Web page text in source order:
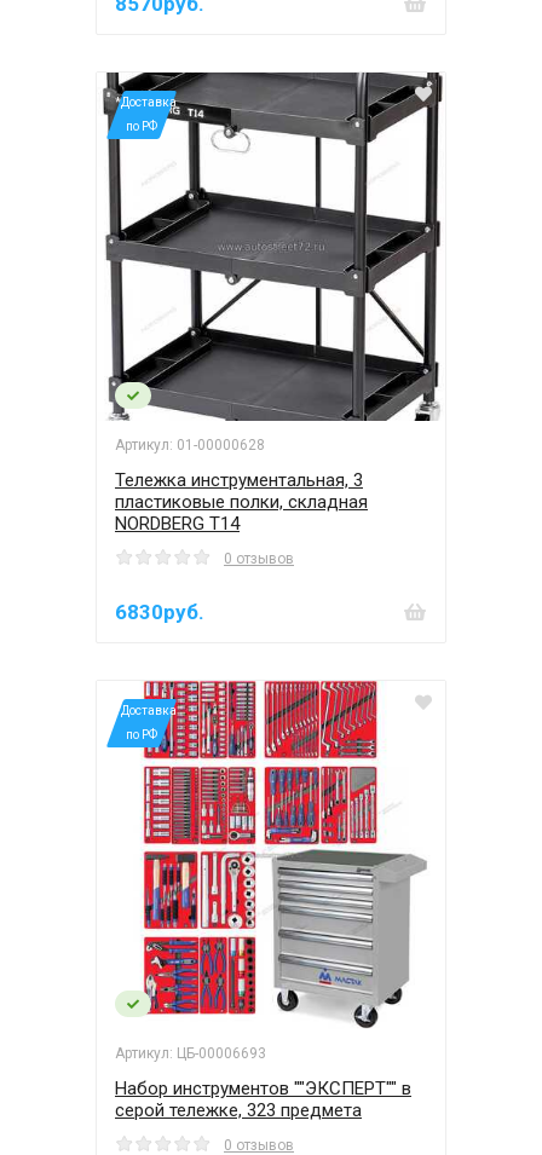
*Доставка
по РФ
Артикул: 01-00000628
Тележка инструментальная, 3
пластиковые полки, складная
NORDBERG T14
0 отзывов
6830руб.
*Доставка
по РФ
Артикул: ЦБ-00006693
Набор инструментов ""ЭКСПЕРТ"" в
серой тележке, 323 предмета
0 отзывов